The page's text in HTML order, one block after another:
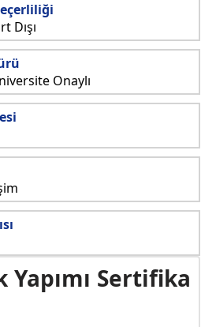
Dışı
Onaylı
Yapımı Sertifika